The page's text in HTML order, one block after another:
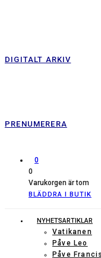
DIGITALT ARKIV
PRENUMERERA
0
0
Varukorgen är tom
BLÄDDRA I BUTIK
NYHETSARTIKLAR
Vatikanen
Påve Leo
Påve